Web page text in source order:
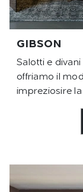
GIBSON
Salotti e
offriamo il
impreziosire